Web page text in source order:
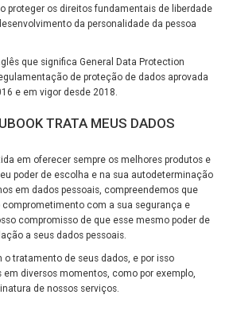
proteger os direitos fundamentais de liberdade
da personalidade da pessoa
que significa General Data Protection
de proteção de dados aprovada
e em vigor desde 2018.
TRATA MEUS DADOS
em oferecer sempre os melhores produtos e
poder de escolha e na sua autodeterminação
em dados pessoais, compreendemos que
comprometimento com a sua segurança e
compromisso de que esse mesmo poder de
a seus dados pessoais.
tratamento de seus dados, e por isso
diversos momentos, como por exemplo,
de nossos serviços.